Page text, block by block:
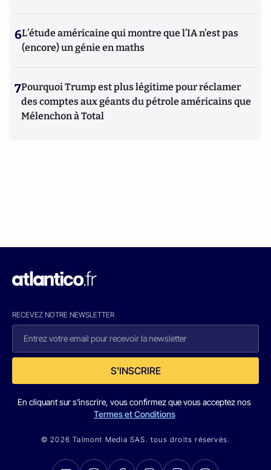
6L’étude américaine qui montre que l’IA n’est pas
(encore) un génie en maths
7Pourquoi Trump est plus légitime pour réclamer
des comptes aux géants du pétrole américains que
Mélenchon à Total
RECEVEZ NOTRE NEWSLETTER
S'INSCRIRE
En cliquant sur s'inscrire, vous confirmez que vous acceptez nos
Termes et Conditions
© 2026 Talmont Media SAS. tous droits réservés.